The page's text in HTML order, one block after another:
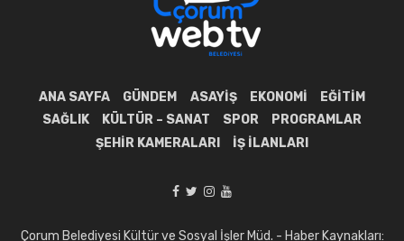
ANA SAYFA GÜNDEM ASAYIŞ EKONOMI
EĞITIM
SAĞLIK
KÜLTÜR – SANAT SPOR
PROGRAMLAR
ŞEHIR KAMERALARI
İŞ İLANLARI
Çorum Belediyesi Kültür ve Sosyal İşler Müd. - Haber Kaynakları: